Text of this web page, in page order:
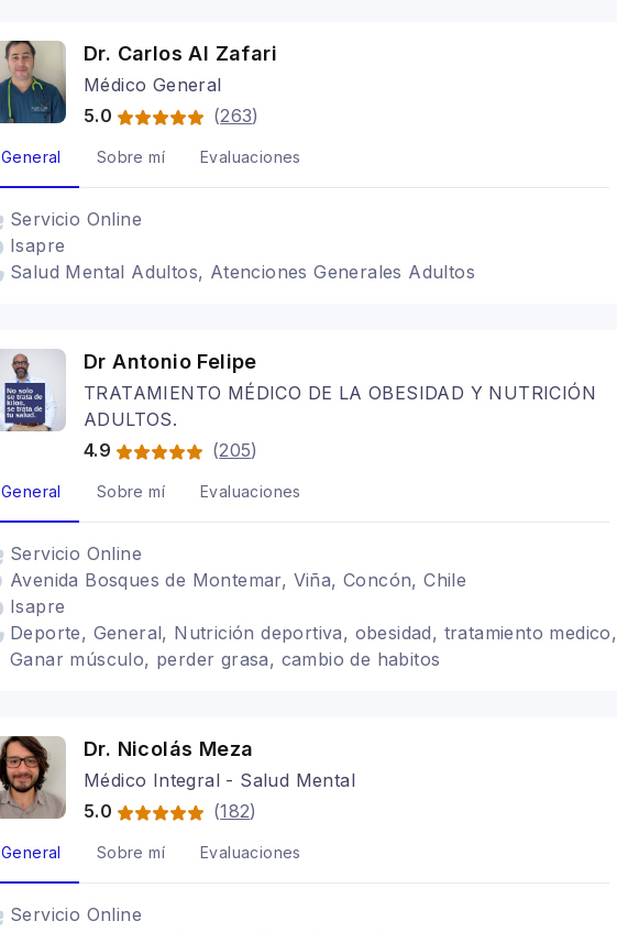
Dr. Carlos Al Zafari
Médico General
5.0
(263)
General Sobre mí Evaluaciones
Servicio Online
Isapre
Salud Mental Adultos, Atenciones Generales Adultos
Dr Antonio Felipe
TRATAMIENTO MÉDICO DE LA OBESIDAD Y NUTRICIÓN
ADULTOS.
4.9
(205)
General Sobre mí Evaluaciones
Servicio Online
Avenida Bosques de Montemar, Viña, Concón, Chile
Isapre
Deporte, General, Nutrición deportiva, obesidad, tratamiento medico,
Ganar músculo, perder grasa, cambio de habitos
Dr. Nicolás Meza
Médico Integral - Salud Mental
5.0
(182)
General Sobre mí Evaluaciones
Servicio Online